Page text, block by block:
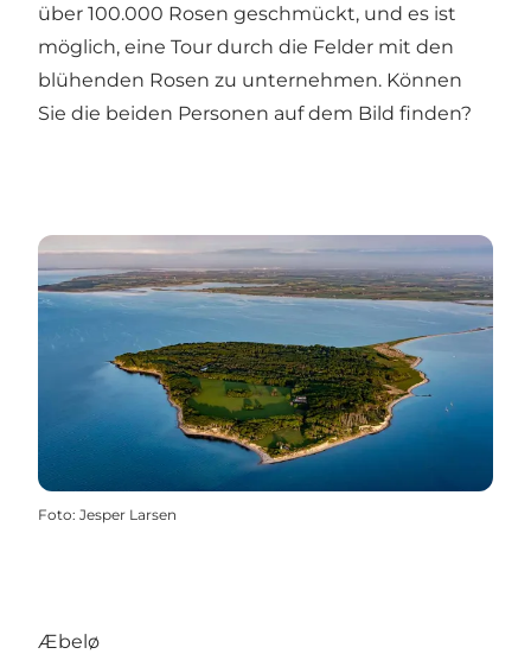
über 100.000 Rosen geschmückt, und es ist
möglich, eine Tour durch die Felder mit den
blühenden Rosen zu unternehmen. Können
Sie die beiden Personen auf dem Bild finden?
Foto: Jesper Larsen
Æbelø